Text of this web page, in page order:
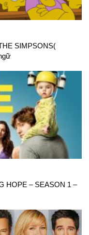
SIMPSONS(
HOPE – SEASON 1 –